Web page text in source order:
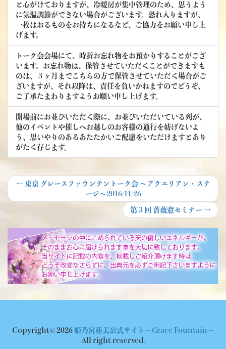
と心がけておりますが、冷暖房が集中管理のため、思うよう
に気温調節ができない場合がございます。恐れ入りますが、
一枚はおるものをお持ちになるなど、ご協力をお願い申し上
げます。
トーク会会場にて、時折お忘れ物をお預かりすることがござ
います。お忘れ物は、保管させていただくことができますも
のは、３ヶ月までこちらの方で保管させていただく場合がご
ざいますが、それ以降は、責任を負いかねますのでどうぞ、
ご了承たまわりますようお願い申し上げます。
開場前にお並びいただく際に、お並びいただいている列が、
他のイベントや催しへお越しのお客様の通行を妨げないよ
う、思いやりのあるあたたかいご配慮をいただけますとあり
がたく存じます。
投
稿
ビ
ゲ
ー
シ
ョ
←Previous
東京 グレースファウンテントーク会 ～アクエリアン・ステ
ージ～2016/11/26
Next
post:
第３回 薔薇窓セミナー →
Copyright© 2026 姫乃宮亜美公式サイト～Grace Fountain～
All right reserved.